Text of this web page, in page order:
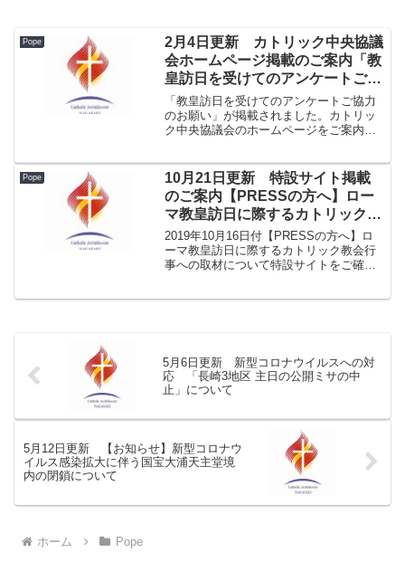
Pope
2月4日更新 カトリック中央協議
会ホームページ掲載のご案内「教
皇訪日を受けてのアンケートご協
力のお願い」
「教皇訪日を受けてのアンケートご協力
のお願い」が掲載されました。カトリッ
ク中央協議会のホームページをご案内い
Pope
10月21日更新 特設サイト掲載
のご案内【PRESSの方へ】ロー
マ教皇訪日に際するカトリック教
会行事への取材について
2019年10月16日付【PRESSの方へ】ロ
ーマ教皇訪日に際するカトリック教会行
事への取材について特設サイトをご確認
5月6日更新 新型コロナウイルスへの対
応 「長崎3地区 主日の公開ミサの中
止」について
5月12日更新 【お知らせ】新型コロナウ
イルス感染拡大に伴う国宝大浦天主堂境
内の閉鎖について
ホーム Pope